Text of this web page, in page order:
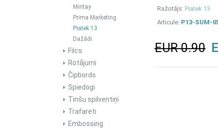
Mintay
Prima Marketing
Piatek 13
Dažādi
Filcs
Rotājumi
Čipbords
Spiedogi
Tinšu spilventiņi
Trafareti
Embossing
Ražotājs: Piatek 13
Articule: P13-SUM-
EUR 0.90